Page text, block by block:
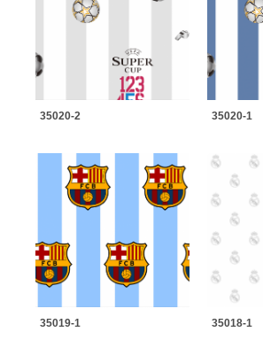
35020-2 35020-1
35019-1 35018-1